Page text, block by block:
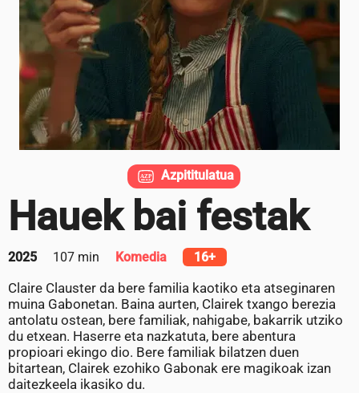
Hauek bai festak
2025 107 min Komedia 16+
Claire Clauster da bere familia kaotiko eta atseginaren
muina Gabonetan. Baina aurten, Clairek txango berezia
antolatu ostean, bere familiak, nahigabe, bakarrik utziko
du etxean. Haserre eta nazkatuta, bere abentura
propioari ekingo dio. Bere familiak bilatzen duen
bitartean, Clairek ezohiko Gabonak ere magikoak izan
daitezkeela ikasiko du.
Azpititulatua